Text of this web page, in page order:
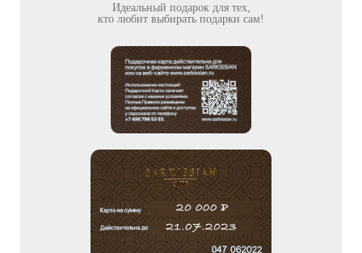
Идеальный подарок для тех,
кто любит выбирать подарки сам!